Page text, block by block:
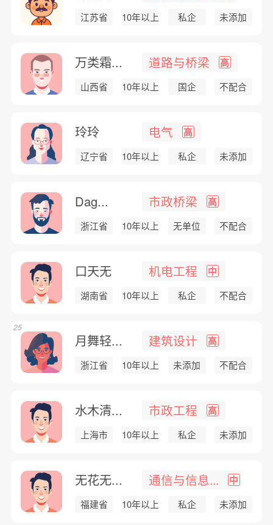
江苏省 10年以上 私企 未添加
万类霜... 道路与桥梁 高
山西省 10年以上 国企 不配合
玲玲 电气 高
辽宁省 10年以上 私企 未添加
Dag... 市政桥梁 高
浙江省 10年以上 无单位 不配合
口天无 机电工程 中
湖南省 10年以上 私企 不配合
月舞轻... 建筑设计 高
浙江省 10年以上 未添加 不配合
25
水木清... 市政工程 高
上海市 10年以上 私企 未添加
无花无... 通信与信息... 中
福建省 10年以上 私企 未添加